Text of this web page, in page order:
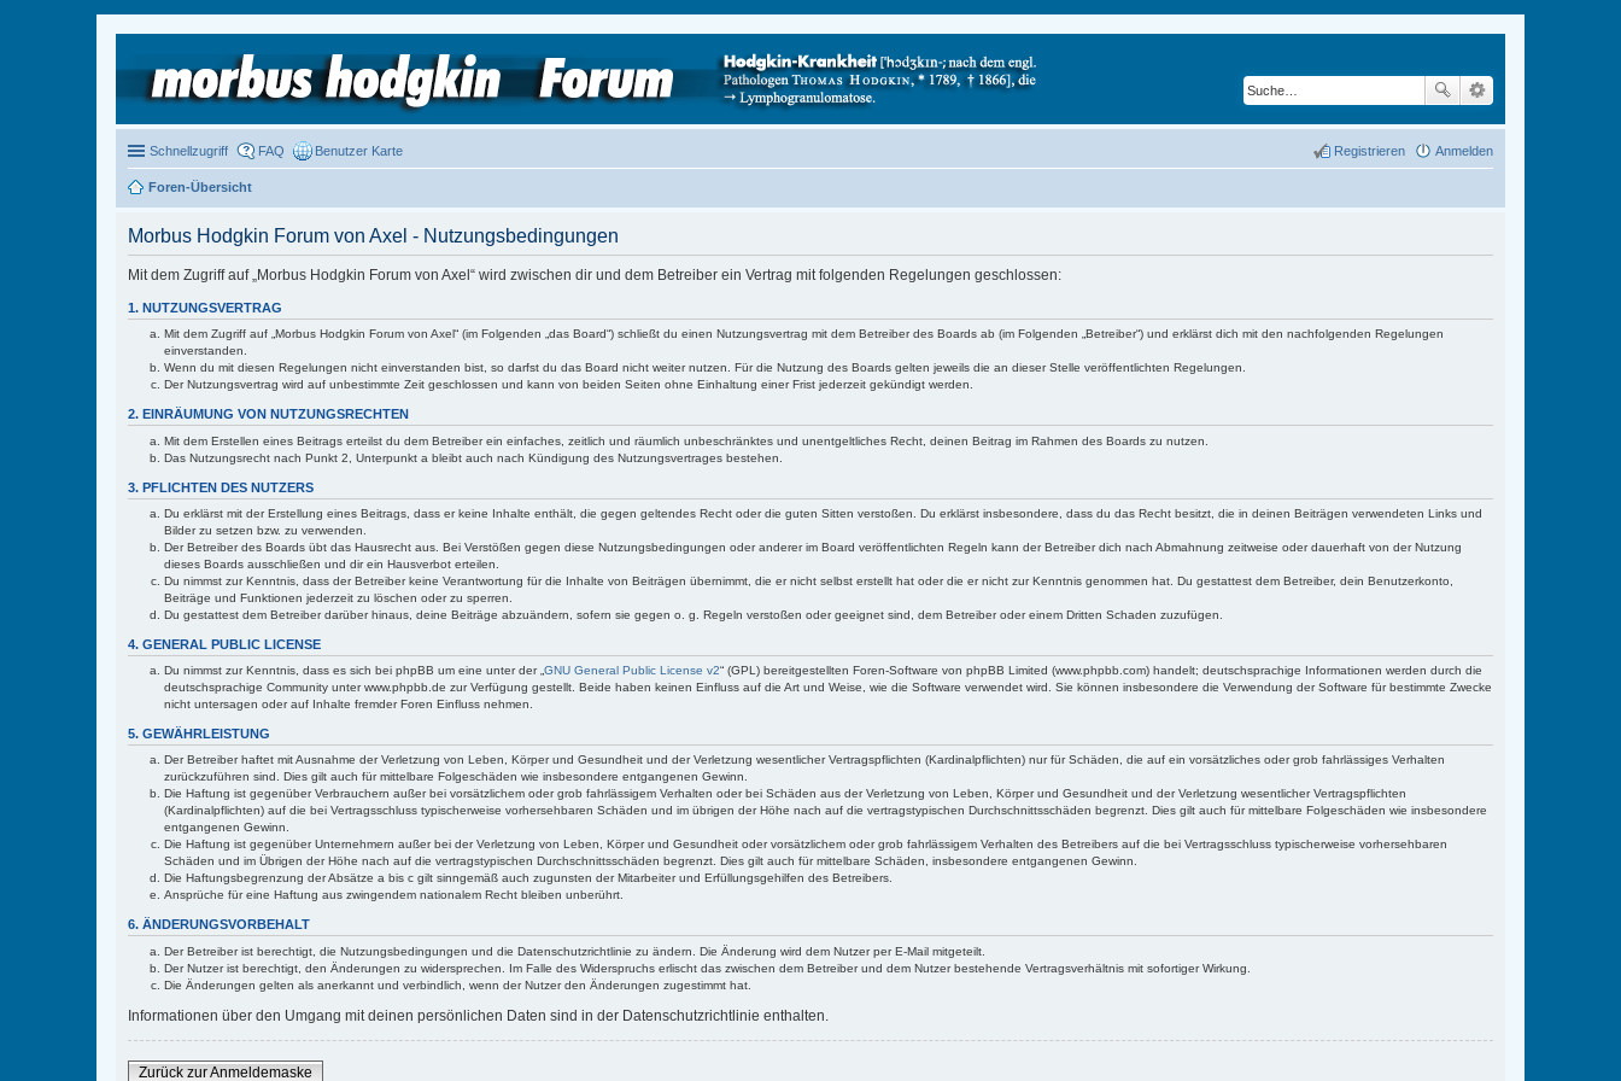
Schnellzugriff FAQ Benutzer Karte Anmelden
Registrieren
Foren-Übersicht
Morbus Hodgkin Forum von Axel - Nutzungsbedingungen
Mit dem Zugriff auf „Morbus Hodgkin Forum von Axel“ wird zwischen dir und dem Betreiber ein Vertrag mit folgenden Regelungen geschlossen:
1. NUTZUNGSVERTRAG
Mit dem Zugriff auf „Morbus Hodgkin Forum von Axel“ (im Folgenden „das Board“) schließt du einen Nutzungsvertrag mit dem Betreiber des Boards ab (im Folgenden „Betreiber“) und erklärst dich mit den nachfolgenden Regelungen
einverstanden.
Wenn du mit diesen Regelungen nicht einverstanden bist, so darfst du das Board nicht weiter nutzen. Für die Nutzung des Boards gelten jeweils die an dieser Stelle veröffentlichten Regelungen.
Der Nutzungsvertrag wird auf unbestimmte Zeit geschlossen und kann von beiden Seiten ohne Einhaltung einer Frist jederzeit gekündigt werden.
2. EINRÄUMUNG VON NUTZUNGSRECHTEN
Mit dem Erstellen eines Beitrags erteilst du dem Betreiber ein einfaches, zeitlich und räumlich unbeschränktes und unentgeltliches Recht, deinen Beitrag im Rahmen des Boards zu nutzen.
Das Nutzungsrecht nach Punkt 2, Unterpunkt a bleibt auch nach Kündigung des Nutzungsvertrages bestehen.
3. PFLICHTEN DES NUTZERS
Du erklärst mit der Erstellung eines Beitrags, dass er keine Inhalte enthält, die gegen geltendes Recht oder die guten Sitten verstoßen. Du erklärst insbesondere, dass du das Recht besitzt, die in deinen Beiträgen verwendeten Links und
Bilder zu setzen bzw. zu verwenden.
Der Betreiber des Boards übt das Hausrecht aus. Bei Verstößen gegen diese Nutzungsbedingungen oder anderer im Board veröffentlichten Regeln kann der Betreiber dich nach Abmahnung zeitweise oder dauerhaft von der Nutzung
dieses Boards ausschließen und dir ein Hausverbot erteilen.
Du nimmst zur Kenntnis, dass der Betreiber keine Verantwortung für die Inhalte von Beiträgen übernimmt, die er nicht selbst erstellt hat oder die er nicht zur Kenntnis genommen hat. Du gestattest dem Betreiber, dein Benutzerkonto,
Beiträge und Funktionen jederzeit zu löschen oder zu sperren.
Du gestattest dem Betreiber darüber hinaus, deine Beiträge abzuändern, sofern sie gegen o. g. Regeln verstoßen oder geeignet sind, dem Betreiber oder einem Dritten Schaden zuzufügen.
4. GENERAL PUBLIC LICENSE
Du nimmst zur Kenntnis, dass es sich bei phpBB um eine unter der „ GNU General Public License v2“ (GPL) bereitgestellten Foren-Software von phpBB Limited (www.phpbb.com) handelt; deutschsprachige Informationen werden durch die
deutschsprachige Community unter www.phpbb.de zur Verfügung gestellt. Beide haben keinen Einfluss auf die Art und Weise, wie die Software verwendet wird. Sie können insbesondere die Verwendung der Software für bestimmte Zwecke
nicht untersagen oder auf Inhalte fremder Foren Einfluss nehmen.
5. GEWÄHRLEISTUNG
Der Betreiber haftet mit Ausnahme der Verletzung von Leben, Körper und Gesundheit und der Verletzung wesentlicher Vertragspflichten (Kardinalpflichten) nur für Schäden, die auf ein vorsätzliches oder grob fahrlässiges Verhalten
zurückzuführen sind. Dies gilt auch für mittelbare Folgeschäden wie insbesondere entgangenen Gewinn.
Die Haftung ist gegenüber Verbrauchern außer bei vorsätzlichem oder grob fahrlässigem Verhalten oder bei Schäden aus der Verletzung von Leben, Körper und Gesundheit und der Verletzung wesentlicher Vertragspflichten
(Kardinalpflichten) auf die bei Vertragsschluss typischerweise vorhersehbaren Schäden und im übrigen der Höhe nach auf die vertragstypischen Durchschnittsschäden begrenzt. Dies gilt auch für mittelbare Folgeschäden wie insbesondere
entgangenen Gewinn.
Die Haftung ist gegenüber Unternehmern außer bei der Verletzung von Leben, Körper und Gesundheit oder vorsätzlichem oder grob fahrlässigem Verhalten des Betreibers auf die bei Vertragsschluss typischerweise vorhersehbaren
Schäden und im Übrigen der Höhe nach auf die vertragstypischen Durchschnittsschäden begrenzt. Dies gilt auch für mittelbare Schäden, insbesondere entgangenen Gewinn.
Die Haftungsbegrenzung der Absätze a bis c gilt sinngemäß auch zugunsten der Mitarbeiter und Erfüllungsgehilfen des Betreibers.
Ansprüche für eine Haftung aus zwingendem nationalem Recht bleiben unberührt.
6. ÄNDERUNGSVORBEHALT
Der Betreiber ist berechtigt, die Nutzungsbedingungen und die Datenschutzrichtlinie zu ändern. Die Änderung wird dem Nutzer per E-Mail mitgeteilt.
Der Nutzer ist berechtigt, den Änderungen zu widersprechen. Im Falle des Widerspruchs erlischt das zwischen dem Betreiber und dem Nutzer bestehende Vertragsverhältnis mit sofortiger Wirkung.
Die Änderungen gelten als anerkannt und verbindlich, wenn der Nutzer den Änderungen zugestimmt hat.
Informationen über den Umgang mit deinen persönlichen Daten sind in der Datenschutzrichtlinie enthalten.
Zurück zur Anmeldemaske